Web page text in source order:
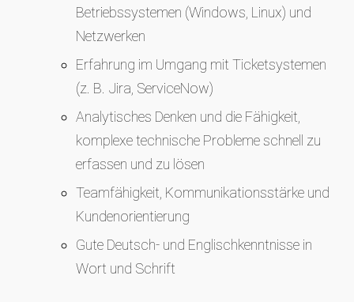
Betriebssystemen (Windows, Linux) und
Netzwerken
Erfahrung im Umgang mit Ticketsystemen
(z. B. Jira, ServiceNow)
Analytisches Denken und die Fähigkeit,
komplexe technische Probleme schnell zu
erfassen und zu lösen
Teamfähigkeit, Kommunikationsstärke und
Kundenorientierung
Gute Deutsch- und Englischkenntnisse in
Wort und Schrift